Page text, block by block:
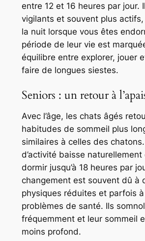
entre 12 et 16 heures par jour.
vigilants et souvent plus
la nuit lorsque vous êtes
période de leur vie est
équilibre entre explorer, jouer
faire de longues siestes.
Seniors : un retour à
Avec l’âge, les chats âgés
habitudes de sommeil plus
similaires à celles des
d’activité baisse
dormir jusqu’à 18 heures par
changement est souvent dû à
physiques réduites et parfois
problèmes de santé. Ils
fréquemment et leur sommeil
moins profond.